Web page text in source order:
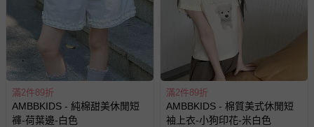
滿2件89折
AMBBKIDS - 純棉甜美休閒短
褲-荷葉邊-白色
滿2件89折
AMBBKIDS - 棉質美式休閒短
袖上衣-小狗印花-米白色